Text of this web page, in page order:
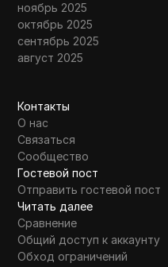
ноябрь 2025
октябрь 2025
сентябрь 2025
август 2025
Контакты
О нас
Связаться
Сообщество
Гостевой пост
Отправить гостевой пост
Читать далее
Сравнение
Общий доступ к аккаунту
Обход ограничений